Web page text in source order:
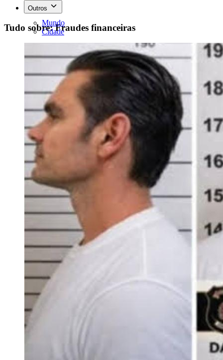
Outros
Mundo
Cidade
Tudo sobre: Fraudes financeiras